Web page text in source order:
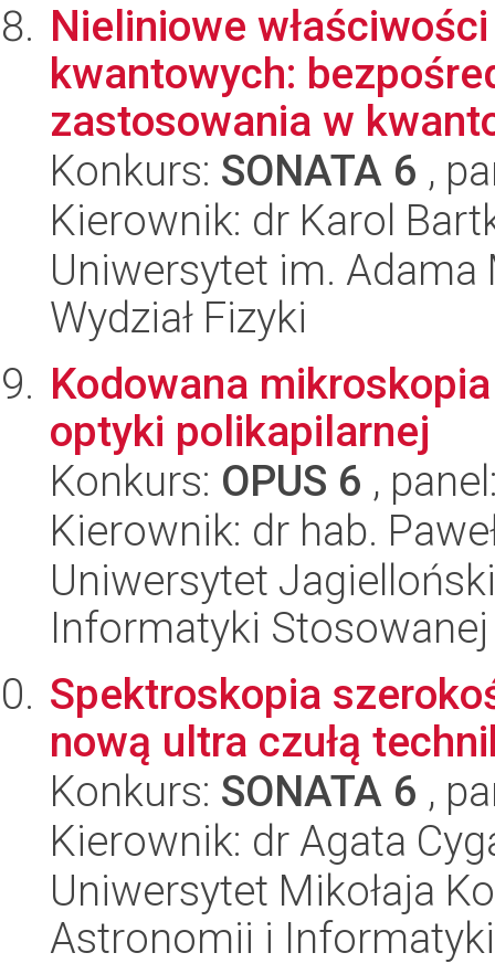
Nieliniowe
kwantowych:
zastosowania w
Konkurs: SONATA 6 ,
Kierownik: dr Karol
Uniwersytet im.
Wydział Fizyki
Kodowana
optyki polikapilarnej
Konkurs: OPUS 6 ,
Kierownik: dr hab.
Uniwersytet
Informatyki Stosowanej
Spektroskopia
nową ultra czułą
Konkurs: SONATA 6 ,
Kierownik: dr Agata
Uniwersytet Mikołaja
Astronomii i